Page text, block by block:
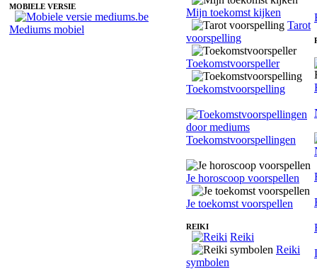
MOBIELE VERSIE
Mediums mobiel
Mijn toekomst kijken
Tarot
voorspelling
Toekomstvoorspeller
Toekomstvoorspelling
Toekomstvoorspellingen
Je horoscoop voorspellen
Je toekomst voorspellen
REIKI
Reiki
Reiki
symbolen